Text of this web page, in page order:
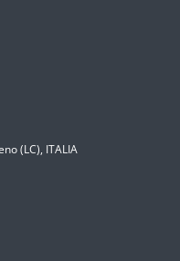
(LC), ITALIA